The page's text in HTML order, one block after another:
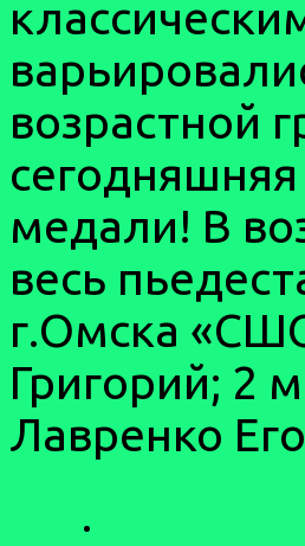
возрастной
медали! В
весь
г.Омска
Григорий; 2
Лавренко